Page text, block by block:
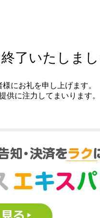
了いたしま
にお礼を申し上げます。
供に注力してまいります。